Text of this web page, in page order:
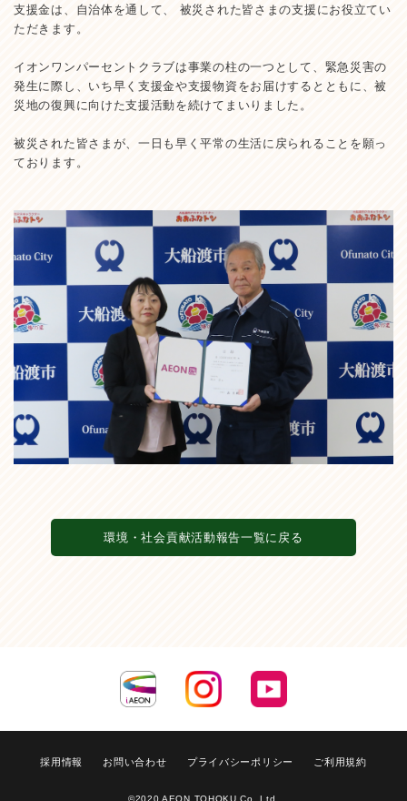
支援金は、自治体を通して、 被災された皆さまの支援にお役立てい
ただきます。
イオンワンパーセントクラブは事業の柱の一つとして、緊急災害の
発生に際し、いち早く支援金や支援物資をお届けするとともに、被
災地の復興に向けた支援活動を続けてまいりました。
被災された皆さまが、一日も早く平常の生活に戻られることを願っ
ております。
環境・社会貢献活動報告一覧に戻る
採用情報 お問い合わせ プライバシーポリシー ご利用規約
©2020 AEON TOHOKU Co.,Ltd.